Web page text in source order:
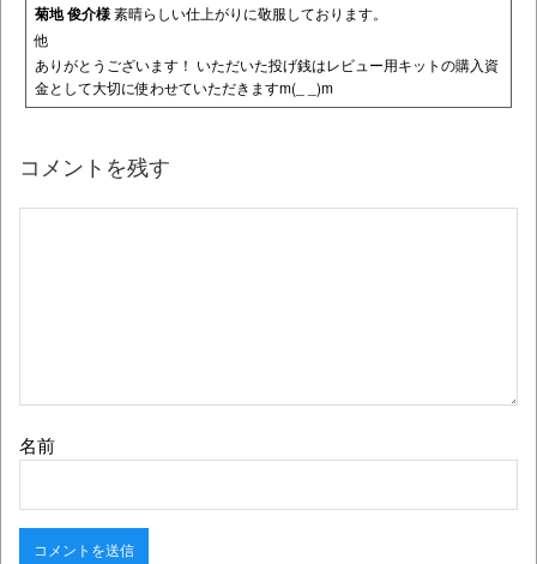
菊地 俊介様素晴らしい仕上がりに敬服しております。
他
ありがとうございます！ いただいた投げ銭はレビュー用キットの購入資
金として大切に使わせていただきますm(_ _)m
コメントを残す
名前